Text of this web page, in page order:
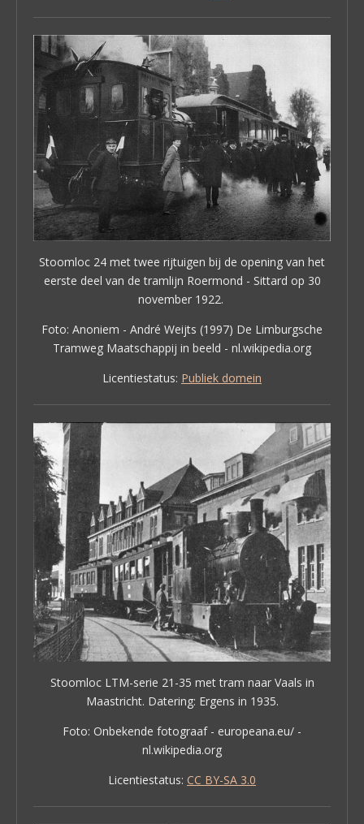
Stoomloc 24 met twee rijtuigen bij de opening van het
eerste deel van de tramlijn Roermond - Sittard op 30
november 1922.
Foto: Anoniem - André Weijts (1997) De Limburgsche
Tramweg Maatschappij in beeld - nl.wikipedia.org
Licentiestatus: Publiek domein
Stoomloc LTM-serie 21-35 met tram naar Vaals in
Maastricht. Datering: Ergens in 1935.
Foto: Onbekende fotograaf - europeana.eu/ -
nl.wikipedia.org
Licentiestatus: CC BY-SA 3.0